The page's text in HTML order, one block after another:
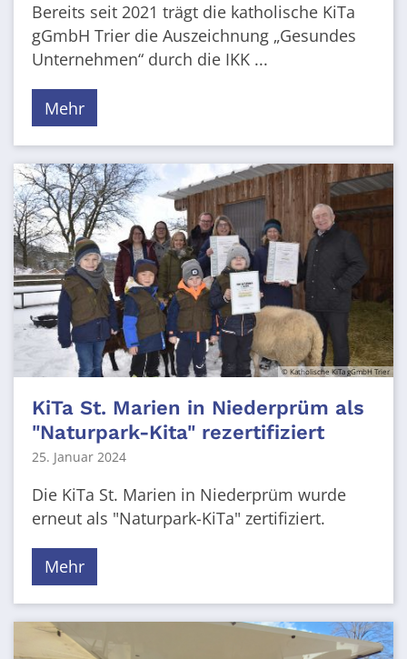
Bereits seit 2021 trägt die katholische KiTa
gGmbH Trier die Auszeichnung „Gesundes
Unternehmen“ durch die IKK ...
Mehr
© Katholische KiTa gGmbH Trier
KiTa St. Marien in Niederprüm als
"Naturpark-Kita" rezertifiziert
25. Januar 2024
Die KiTa St. Marien in Niederprüm wurde
erneut als "Naturpark-KiTa" zertifiziert.
Mehr